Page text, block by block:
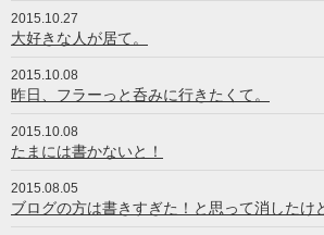
2015.10.27
大好きな人が居て。
2015.10.08
昨日、フラーっと呑みに行きたくて。
2015.10.08
たまには書かないと！
2015.08.05
ブログの方は書きすぎた！と思って消したけ